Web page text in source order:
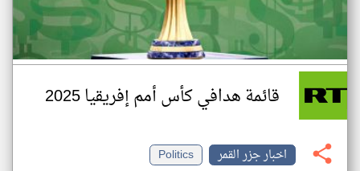
قائمة هدافي كأس أمم إفريقيا 2025
اخبار جزر القمر
Politics